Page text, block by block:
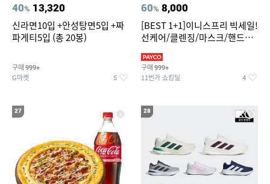
40% 13,320
신라면10입 +안성탕면5입 +짜
파게티5입 (총 20봉)
구매 999+
G마켓 5
60% 8,000
[BEST 1+1]이니스프리 빅세일!
선케어/클렌징/마스크/핸드크
구매 999+
11번가 쇼킹딜 4
27 28